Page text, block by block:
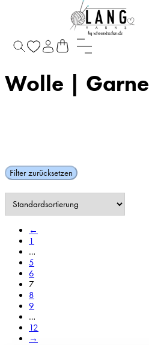
Wolle | Garne Seite 7
Wolle | Garne
Filter zurücksetzen
←
1
…
5
6
7
8
9
…
12
→